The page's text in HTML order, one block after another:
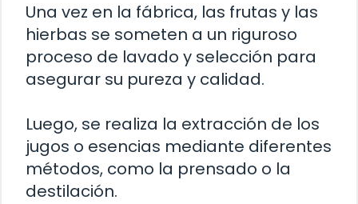
Una vez en la fábrica, las frutas y las
hierbas se someten a un riguroso
proceso de lavado y selección para
asegurar su pureza y calidad.
Luego, se realiza la extracción de los
jugos o esencias mediante diferentes
métodos, como la prensado o la
destilación.